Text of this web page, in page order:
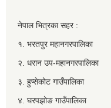
नेपाल भित्रका सहर :
१. भरतपुर महानगरपालिका
२. धरान उप-महानगरपालिका
३. हुप्सेकोट गाउँपालिका
४. घरपझोङ गाउँपालिका